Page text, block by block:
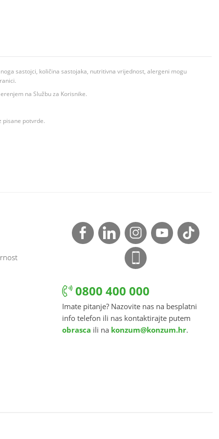
sastojci, količina sastojaka, nutritivna vrijednost, alergeni mogu
na Službu za Korisnike.
pisane potvrde.
0800 400 000
Imate pitanje? Nazovite nas na besplatni
info telefon ili nas kontaktirajte putem
obrasca ili na konzum@konzum.hr.